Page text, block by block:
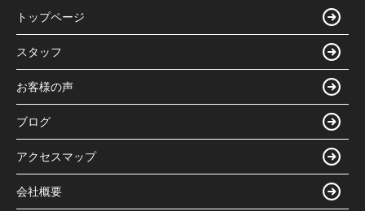
トップページ
スタッフ
お客様の声
ブログ
アクセスマップ
会社概要